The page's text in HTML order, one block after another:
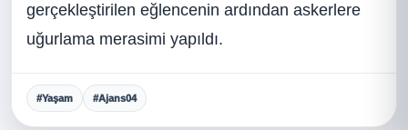
gerçekleştirilen eğlencenin ardından askerlere
uğurlama merasimi yapıldı.
#Yaşam #Ajans04